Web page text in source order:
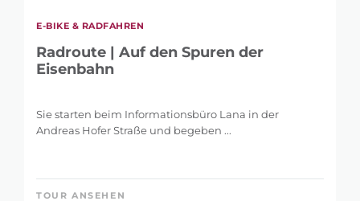
SUCHE
VERFEINERN
SUCHBEGRIFF
E-BIKE & RADFAHREN
Radroute | Auf den Spuren der
Eisenbahn
Sie starten beim Informationsbüro Lana in der
Andreas Hofer Straße und begeben ...
TOUR ANSEHEN